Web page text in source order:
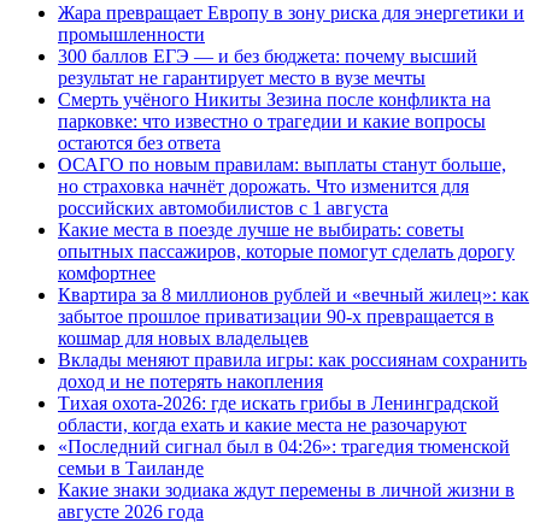
Жара превращает Европу в зону риска для энергетики и
промышленности
300 баллов ЕГЭ — и без бюджета: почему высший
результат не гарантирует место в вузе мечты
Смерть учёного Никиты Зезина после конфликта на
парковке: что известно о трагедии и какие вопросы
остаются без ответа
ОСАГО по новым правилам: выплаты станут больше,
но страховка начнёт дорожать. Что изменится для
российских автомобилистов с 1 августа
Какие места в поезде лучше не выбирать: советы
опытных пассажиров, которые помогут сделать дорогу
комфортнее
Квартира за 8 миллионов рублей и «вечный жилец»: как
забытое прошлое приватизации 90-х превращается в
кошмар для новых владельцев
Вклады меняют правила игры: как россиянам сохранить
доход и не потерять накопления
Тихая охота-2026: где искать грибы в Ленинградской
области, когда ехать и какие места не разочаруют
«Последний сигнал был в 04:26»: трагедия тюменской
семьи в Таиланде
Какие знаки зодиака ждут перемены в личной жизни в
августе 2026 года